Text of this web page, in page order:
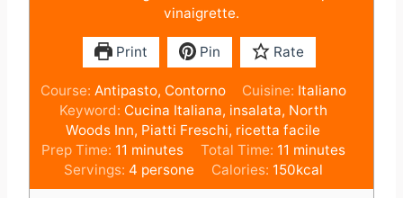
vinaigrette.
Print Pin Rate
Course: Antipasto, Contorno Cuisine: Italiano
Keyword: Cucina Italiana, insalata, North
Woods Inn, Piatti Freschi, ricetta facile
Prep Time: 11 m
i
n
minutes Total Time: 11 m
i
n
minutes
Servings: 4 persone Calories: 150kcal